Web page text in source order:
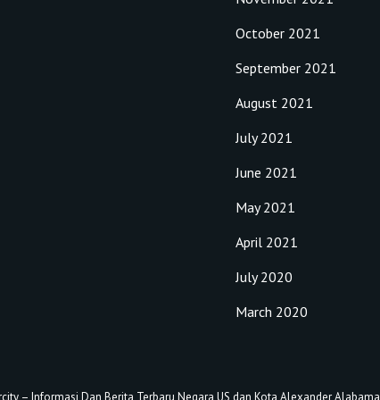
October 2021
September 2021
August 2021
July 2021
June 2021
May 2021
April 2021
July 2020
March 2020
– Informasi Dan Berita Terbaru Negara US dan Kota Alexander Alabama